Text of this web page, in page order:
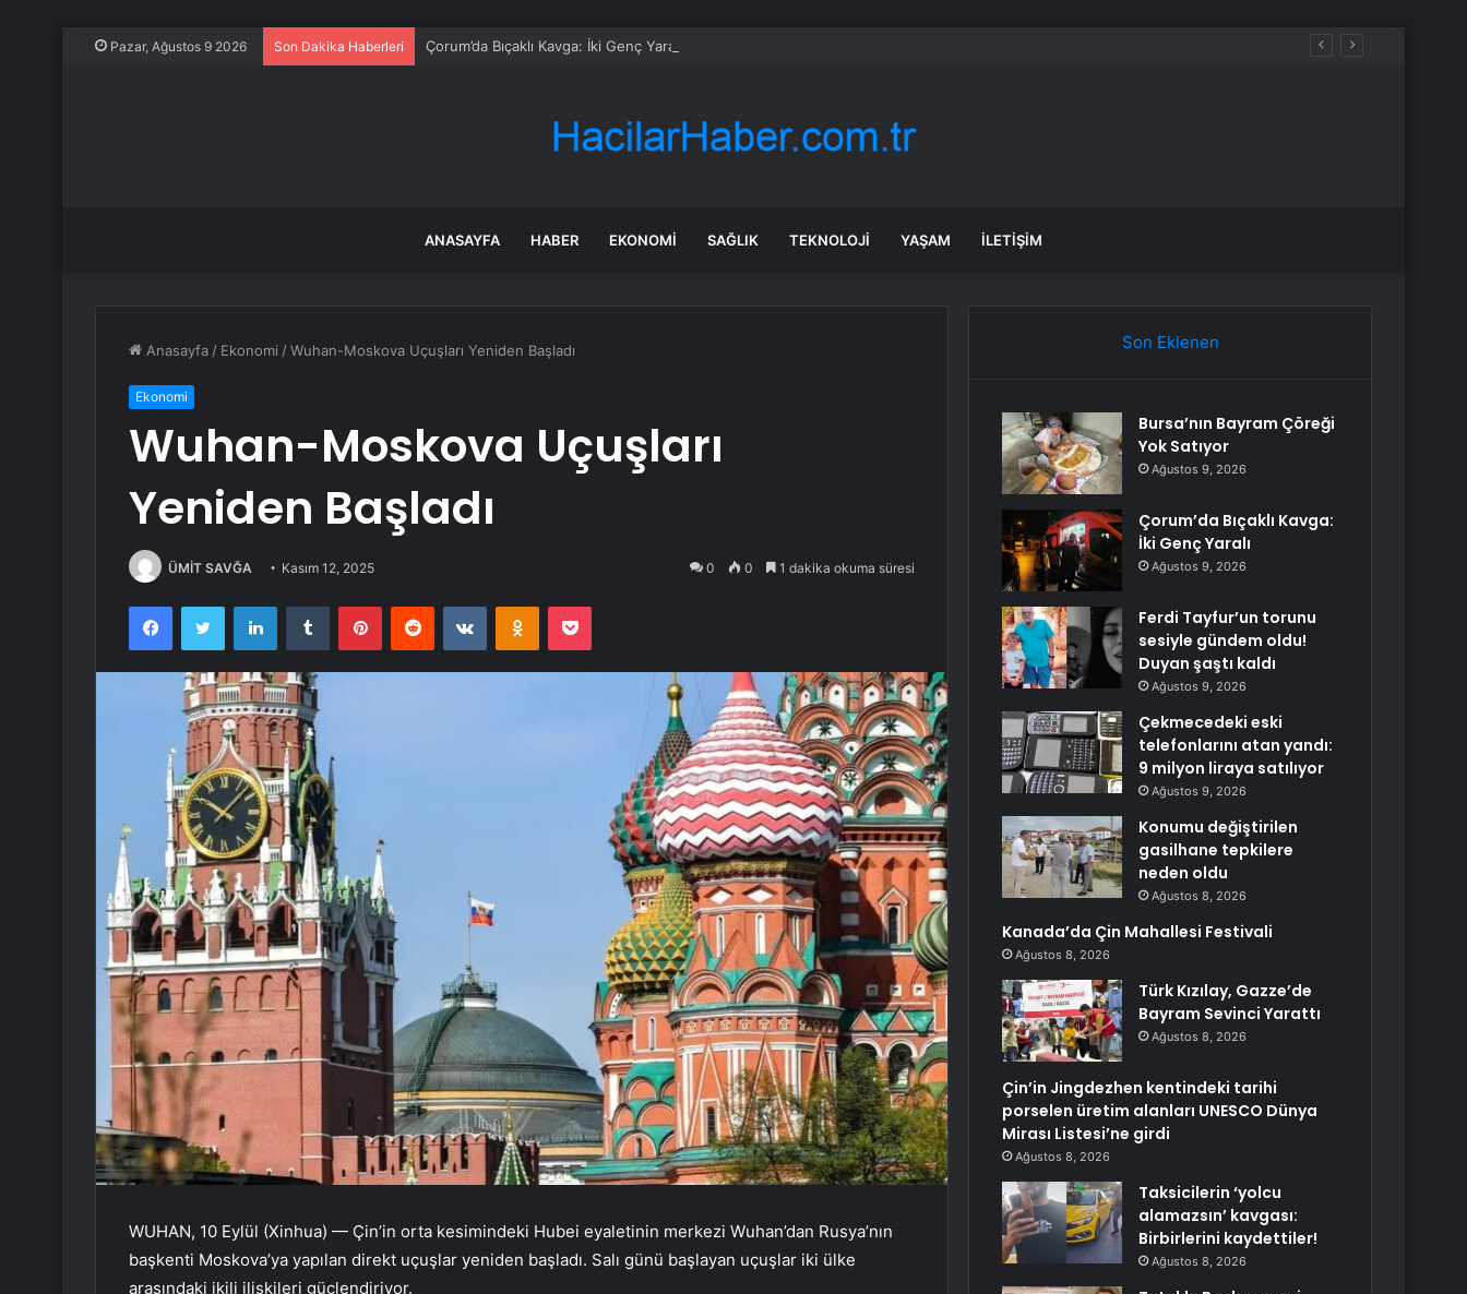
Pazar, Ağustos 9 2026 Son Dakika Haberleri Çorum’da Bıçaklı Kavga: İki Genç Yaralı
ANASAYFA HABER EKONOMI SAĞLIK TEKNOLOJI YAŞAM İLETIŞIM
Anasayfa / Ekonomi /Wuhan-Moskova Uçuşları Yeniden Başladı
Ekonomi
Wuhan-Moskova Uçuşları
Yeniden Başladı
ÜMİT SAVĞA Kasım 12, 2025 0 0 1 dakika okuma süresi
FacebookTwitter LinkedInTumblr PinterestReddit VKontakteOdnoklassniki
Pocket
WUHAN, 10 Eylül (Xinhua) — Çin’in orta kesimindeki Hubei eyaletinin merkezi Wuhan’dan Rusya’nın
başkenti Moskova’ya yapılan direkt uçuşlar yeniden başladı. Salı günü başlayan uçuşlar iki ülke
arasındaki ikili ilişkileri güçlendiriyor.
Son Eklenen
Bursa’nın Bayram Çöreği
Yok Satıyor
Ağustos 9, 2026
Çorum’da Bıçaklı Kavga:
İki Genç Yaralı
Ağustos 9, 2026
Ferdi Tayfur’un torunu
sesiyle gündem oldu!
Duyan şaştı kaldı
Ağustos 9, 2026
Çekmecedeki eski
telefonlarını atan yandı:
9 milyon liraya satılıyor
Ağustos 9, 2026
Konumu değiştirilen
gasilhane tepkilere
neden oldu
Ağustos 8, 2026
Kanada’da Çin Mahallesi Festivali
Ağustos 8, 2026
Türk Kızılay, Gazze’de
Bayram Sevinci Yarattı
Ağustos 8, 2026
Çin’in Jingdezhen kentindeki tarihi
porselen üretim alanları UNESCO Dünya
Mirası Listesi’ne girdi
Ağustos 8, 2026
Taksicilerin ‘yolcu
alamazsın’ kavgası:
Birbirlerini kaydettiler!
Ağustos 8, 2026